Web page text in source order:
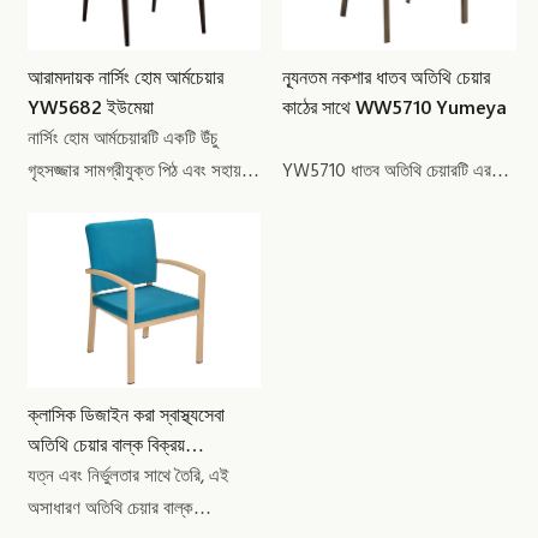
আরামদায়ক নার্সিং হোম আর্মচেয়ার
YW5682 ইউমেয়া
নার্সিং হোম আর্মচেয়ারটি একটি উঁচু
গৃহসজ্জার সামগ্রীযুক্ত পিঠ এবং সহায়ক
পরিবেশের জন্য উন্নত আরাম এবং
স্থিতিশীলতা প্রদান করে।
ন্যূনতম নকশার ধাতব অতিথি চেয়ার
কাঠের সাথে WW5710 Yumeya
YW5710 ধাতব অতিথি চেয়ারটি এর
ক্লাসিক ডিজাইন করা স্বাস্থ্যসেবা
অতিথি চেয়ার বাল্ক বিক্রয়
YW5645 Yumeya
যত্ন এবং নির্ভুলতার সাথে তৈরি, এই
অসাধারণ অতিথি চেয়ার বাল্ক